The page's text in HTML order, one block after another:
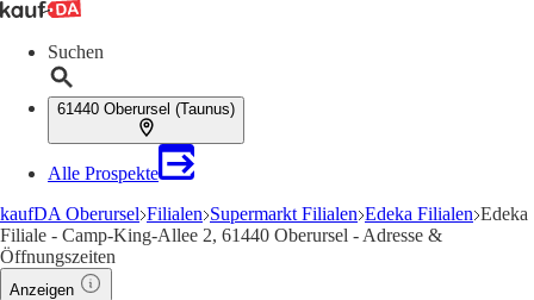
Suchen
61440 Oberursel (Taunus)
Alle Prospekte
kaufDA Oberursel Filialen Supermarkt Filialen Edeka Filialen Edeka
Filiale - Camp-King-Allee 2, 61440 Oberursel - Adresse &
Öffnungszeiten
Anzeigen